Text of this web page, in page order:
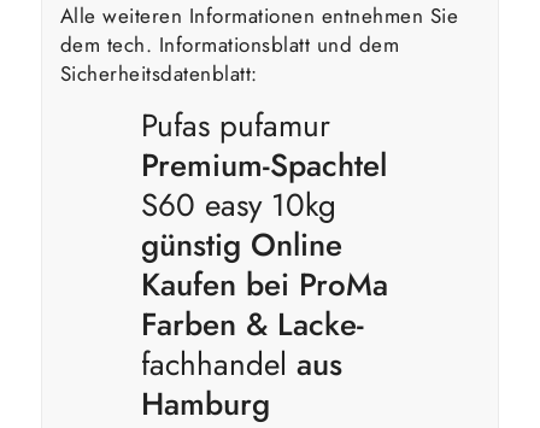
Alle weiteren Informationen entnehmen Sie
dem tech. Informationsblatt und dem
Sicherheitsdatenblatt:
Pufas pufamur
Premium-Spachtel
S60 easy 10kg
günstig Online
Kaufen bei ProMa
Farben & Lacke-
fachhandel aus
Hamburg